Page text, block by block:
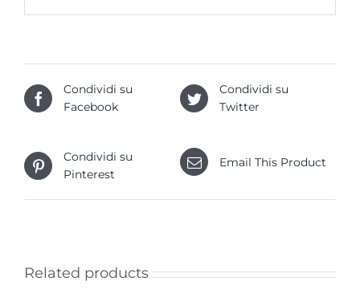
Condividi su
Facebook
Condividi su
Twitter
Condividi su
Pinterest
Email This Product
Related products